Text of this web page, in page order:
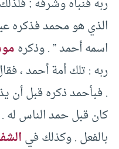
الذي هو محمد فذكره
اسمه أحمد ” . وذكره
ربه : تلك أمة أحمد ،
. فبأحمد ذكره قبل أن
كان قبل حمد الناس له
بالفعل . وكذلك في